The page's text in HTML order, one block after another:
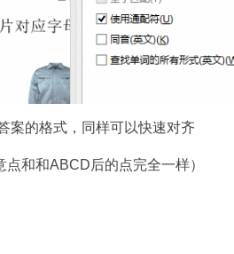
案的格式，同样可以快速对齐
点和和ABCD后的点完全一样）